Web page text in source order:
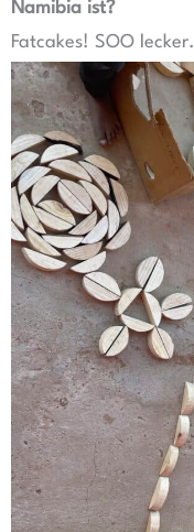
Namibia ist?
Fatcakes! SOO lecker.